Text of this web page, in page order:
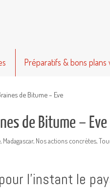
Préparatifs & bons plans
de Bitume – Eve
de Bitume – Eve
, Madagascar, Nos actions concrètes,
l’instant le